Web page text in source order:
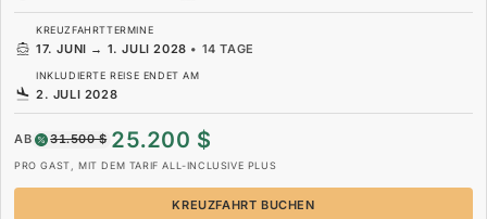
KREUZFAHRTTERMINE
17. JUNI → 1. JULI 2028 • 14 TAGE
INKLUDIERTE REISE ENDET AM
2. JULI 2028
AB 31.500 $ 25.200 $
PRO GAST, MIT DEM TARIF ALL-INCLUSIVE PLUS
KREUZFAHRT BUCHEN